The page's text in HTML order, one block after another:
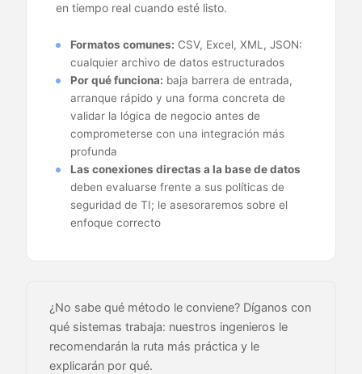
en tiempo real cuando esté listo.
Formatos comunes: CSV, Excel, XML, JSON:
cualquier archivo de datos estructurados
Por qué funciona: baja barrera de entrada,
arranque rápido y una forma concreta de
validar la lógica de negocio antes de
comprometerse con una integración más
profunda
Las conexiones directas a la base de datos
deben evaluarse frente a sus políticas de
seguridad de TI; le asesoraremos sobre el
enfoque correcto
¿No sabe qué método le conviene? Díganos con
qué sistemas trabaja: nuestros ingenieros le
recomendarán la ruta más práctica y le
explicarán por qué.